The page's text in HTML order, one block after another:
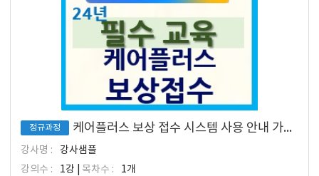
정규과정 케어플러스 보상 접수 시스템 사용 안내 가이드
강사명 :
강사샘플
강의수 :
1강 | 목차수 :
1개